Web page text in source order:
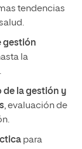
tendencias
gestión
la
la gestión y
, evaluación de
para